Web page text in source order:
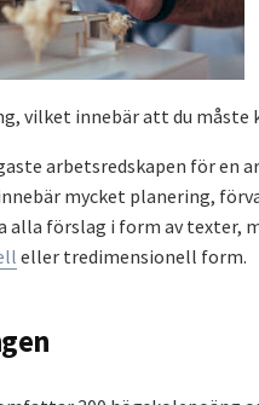
vilket innebär att du
arbetsredskapen för
mycket planering,
alla förslag i form av texter,
eller tredimensionell form.